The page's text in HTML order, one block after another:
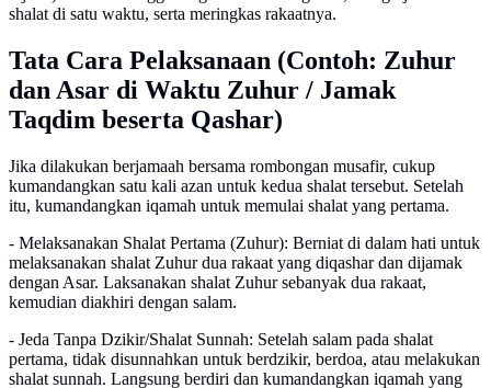
shalat di satu waktu, serta meringkas rakaatnya.
Tata Cara Pelaksanaan (Contoh: Zuhur
dan Asar di Waktu Zuhur / Jamak
Taqdim beserta Qashar)
Jika dilakukan berjamaah bersama rombongan musafir, cukup
kumandangkan satu kali azan untuk kedua shalat tersebut. Setelah
itu, kumandangkan iqamah untuk memulai shalat yang pertama.
- Melaksanakan Shalat Pertama (Zuhur): Berniat di dalam hati untuk
melaksanakan shalat Zuhur dua rakaat yang diqashar dan dijamak
dengan Asar. Laksanakan shalat Zuhur sebanyak dua rakaat,
kemudian diakhiri dengan salam.
- Jeda Tanpa Dzikir/Shalat Sunnah: Setelah salam pada shalat
pertama, tidak disunnahkan untuk berdzikir, berdoa, atau melakukan
shalat sunnah. Langsung berdiri dan kumandangkan iqamah yang